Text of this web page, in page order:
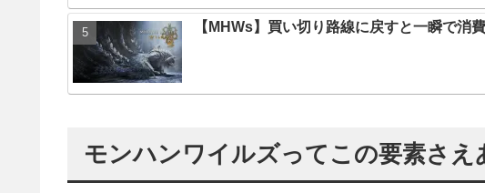
【MHWs】買い切り路線に戻すと一瞬で消
モンハンワイルズってこの要素さ